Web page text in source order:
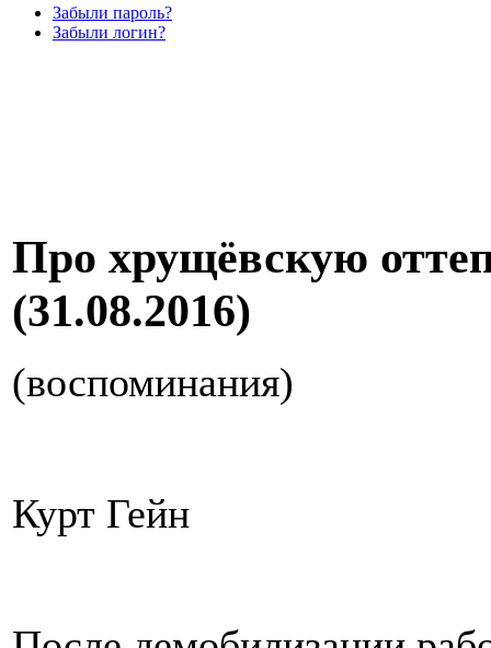
Забыли пароль?
Забыли логин?
Про хрущёвскую
(31.08.2016)
(воспоминания)
Курт Гейн